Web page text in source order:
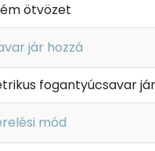
ötvözet
jár hozzá
fogantyúcsavar
mód